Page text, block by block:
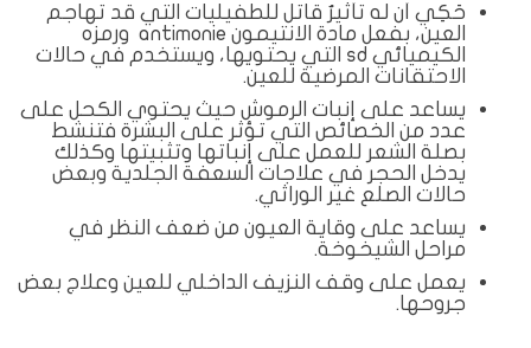
حَكِي أن له تأثيرٌ قاتل للطفيليات التي قد تهاجم
العين، بفعل مادة الانتيمون antimonie ورمزه
الكيميائي sd التي يحتويها، ويستخدم في حالات
الاحتقانات المرضية للعين.
يساعد على إنبات الرموش حيث يحتوي الكحل على
عدد من الخصائص التي تؤثر على البشرة فتنشط
بصلة الشعر للعمل على إنباتها وتثبيتها وكذلك
يدخل الحجر في علاجات السعفة الجلدية وبعض
حالات الصلع غير الوراثي.
يساعد على وقاية العيون من ضعف النظر في
مراحل الشيخوخة.
يعمل على وقف النزيف الداخلي للعين وعلاج بعض
جروحها.